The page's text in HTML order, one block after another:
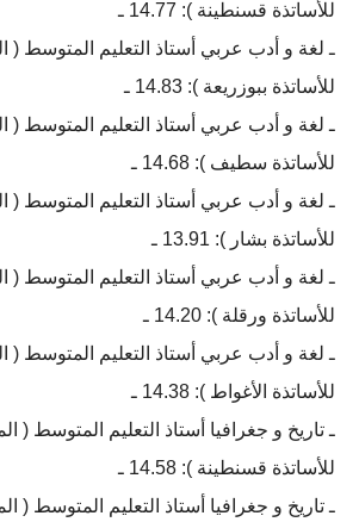
للأساتذة قسنطينة ): 14.77 ـ
ـ لغة و أدب عربي أستاذ التعليم المتوسط (
للأساتذة ببوزريعة ): 14.83 ـ
ـ لغة و أدب عربي أستاذ التعليم المتوسط (
للأساتذة سطيف ): 14.68 ـ
ـ لغة و أدب عربي أستاذ التعليم المتوسط (
للأساتذة بشار ): 13.91 ـ
ـ لغة و أدب عربي أستاذ التعليم المتوسط (
للأساتذة ورقلة ): 14.20 ـ
ـ لغة و أدب عربي أستاذ التعليم المتوسط (
للأساتذة الأغواط ): 14.38 ـ
ـ تاريخ و جغرافيا أستاذ التعليم المتوسط (
للأساتذة قسنطينة ): 14.58 ـ
ـ تاريخ و جغرافيا أستاذ التعليم المتوسط (